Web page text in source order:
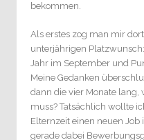
bekommen.
Als erstes zog man mir
unterjährigen
Jahr im September und
Meine Gedanken
dann die vier Monate lang,
muss? Tatsächlich wollte
Elternzeit einen neuen
gerade dabei